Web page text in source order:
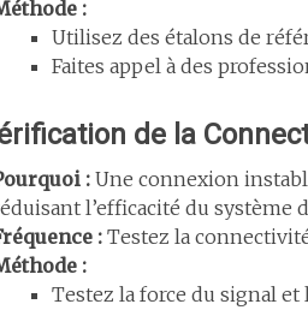
:
Utilisez des étalons de
Faites appel à des
de la
:Une connexion
l’efficacité du système
: Testez la
:
Testez la force du signal